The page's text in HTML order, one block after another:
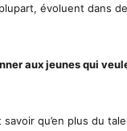
évoluent dans
aux jeunes qui
qu’en plus du